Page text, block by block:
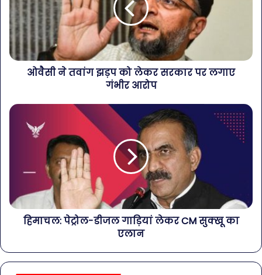
ओवैसी ने तवांग झड़प को लेकर सरकार पर लगाए
गंभीर आरोप
हिमाचल: पेट्रोल-डीजल गाड़ियां लेकर CM सुक्खू का
एलान